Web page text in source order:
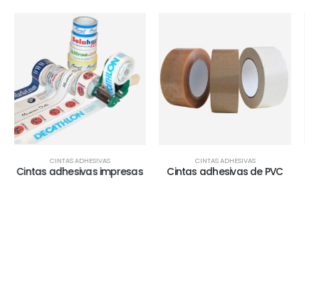
CINTAS ADHESIVAS
Cintas adhesivas de PVC
CINTAS ADHESIVAS
Cintas adhesivas de